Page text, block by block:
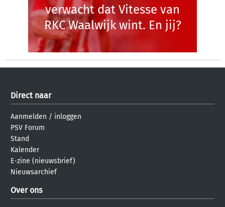
verwacht dat Vitesse van
RKC Waalwijk wint. En jij?
Direct naar
Aanmelden / inloggen
PSV Forum
Stand
Kalender
E-zine (nieuwsbrief)
Nieuwsarchief
Over ons